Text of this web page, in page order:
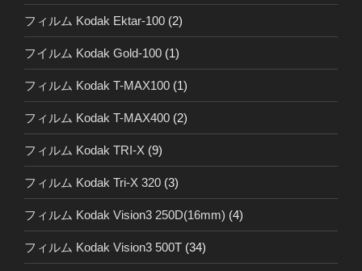
フィルム Kodak Ektar-100 (2)
フイルム Kodak Gold-100 (1)
フィルム Kodak T-MAX100 (1)
フィルム Kodak T-MAX400 (2)
フィルム Kodak TRI-X (9)
フィルム Kodak Tri-X 320 (3)
フィルム Kodak Vision3 250D(16mm) (4)
フィルム Kodak Vision3 500T (34)